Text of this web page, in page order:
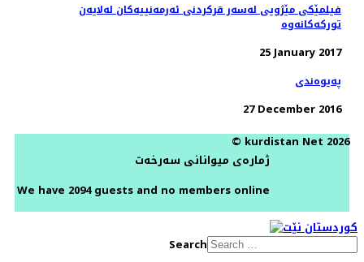
فیلمێکی مێژویی لەسەر قرکردنی ئەرمەنییەکان لەلایەن
تورکەکانەوە
25 January 2017
پەیوەندی
27 December 2016
© kurdistan Net 2026
ژمارەی میوانانی سەرخەت
We have 2094 guests and no members online
Search